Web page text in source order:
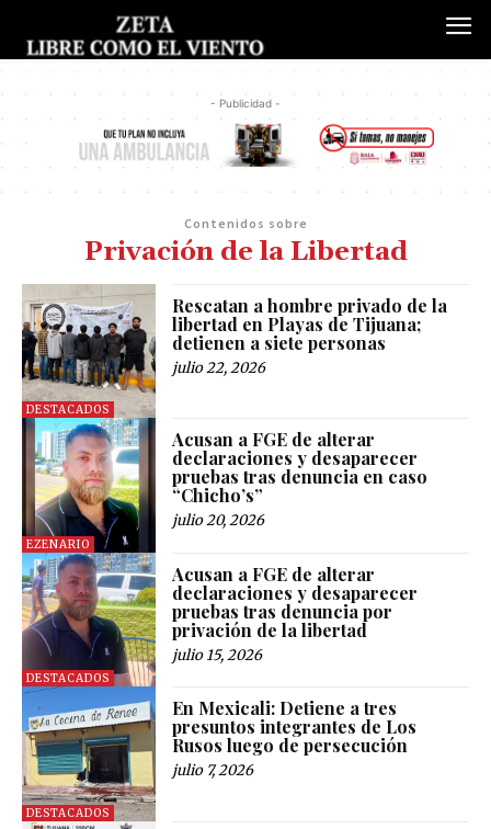
- Publicidad -
Contenidos sobre
Privación de la Libertad
DESTACADOS
Rescatan a hombre privado de la
libertad en Playas de Tijuana;
detienen a siete personas
julio 22, 2026
EZENARIO
Acusan a FGE de alterar
declaraciones y desaparecer
pruebas tras denuncia en caso
“Chicho’s”
julio 20, 2026
DESTACADOS
Acusan a FGE de alterar
declaraciones y desaparecer
pruebas tras denuncia por
privación de la libertad
julio 15, 2026
DESTACADOS
En Mexicali: Detiene a tres
presuntos integrantes de Los
Rusos luego de persecución
julio 7, 2026